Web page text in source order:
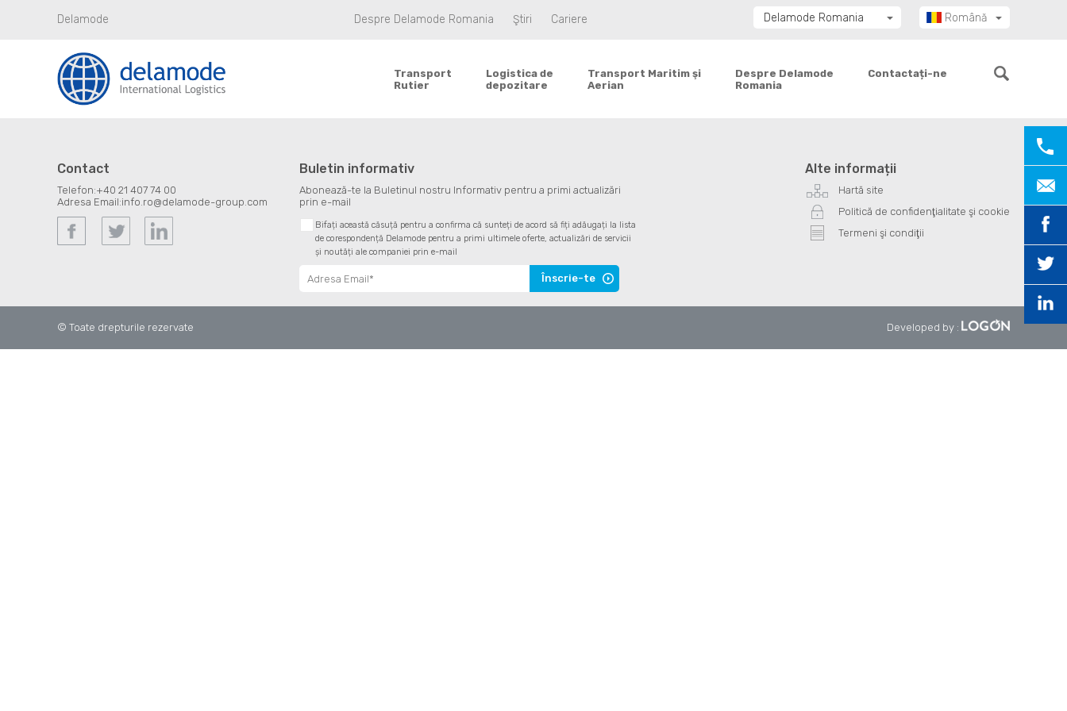
Delamode Despre Delamode Romania Ştiri Cariere Română
Delamode Romania
Delamode Bulgaria
Delamode Montenegro
Delamode Serbia
Transport
Rutier
Logistica de
depozitare
Transport Maritim şi
Aerian
Despre Delamode
Romania
Contactați-ne
Contact
Telefon:+40 21 407 74 00
Adresa Email:info.ro@delamode-group.com
Buletin informativ
Abonează-te la Buletinul nostru Informativ pentru a primi actualizări
prin e-mail
Bifați această căsuță pentru a confirma că sunteți de acord să fiți adăugați la lista
de corespondență Delamode pentru a primi ultimele oferte, actualizări de servicii
și noutăți ale companiei prin e-mail
Înscrie-te
Alte informații
Hartă site
Politică de confidenţialitate şi cookie
Termeni şi condiţii
© Toate drepturile rezervate Developed by :